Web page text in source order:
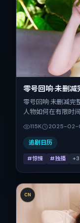
零号回响·未删减
零号回响·未删减完
人物如何在有限时
的表演层次丰富。
网络平台，春节档
115K 2025-02-
追剧日历
#惊悚 #独播 +3
CN